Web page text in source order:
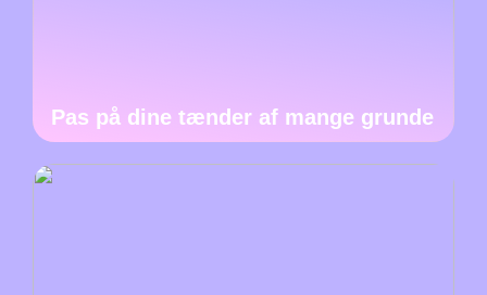
Pas på dine tænder af mange grunde